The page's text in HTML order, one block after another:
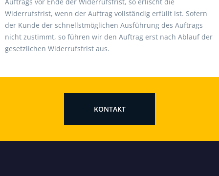
Widerrufsfrist, wenn der Auftrag vollständig erfüllt ist. Sofern
der Kunde der schnellstmöglichen Ausführung des Auftrags
nicht zustimmt, so führen wir den Auftrag erst nach Ablauf der
gesetzlichen Widerrufsfrist aus.
KONTAKT